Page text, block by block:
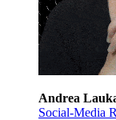
Andrea
Social-Media